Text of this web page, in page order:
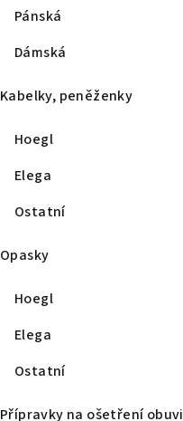
Pánská
Dámská
Kabelky, peněženky
Hoegl
Elega
Ostatní
Opasky
Hoegl
Elega
Ostatní
Přípravky na ošetření obuvi